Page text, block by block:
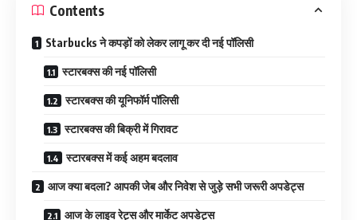
Contents
Starbucks ने कपड़ों को लेकर लागू कर दी नई पॉलिसी
स्टारबक्स की नई पॉलिसी
स्टारबक्स की यूनिफॉर्म पॉलिसी
स्टारबक्स की बिक्री में गिरावट
स्टारबक्स में कई अहम बदलाव
आज क्या बदला? आपकी जेब और निवेश से जुड़े सभी जरूरी अपडेट्स
आज के लाइव रेट्स और मार्केट अपडेट्स